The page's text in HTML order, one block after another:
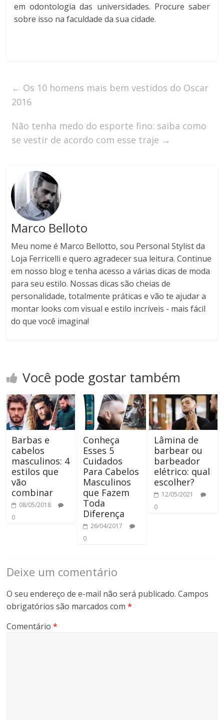
em odontologia das universidades. Procure saber
sobre isso na faculdade da sua cidade.
← Os 10 homens mais bem vestidos do Oscar
2016
Não tenha medo do esporte fino: saiba como
se vestir de acordo com esse traje →
Marco Belloto
Meu nome é Marco Bellotto, sou Personal Stylist da
Loja Ferricelli e quero agradecer sua leitura. Continue
em nosso blog e tenha acesso a várias dicas de moda
para seu estilo. Nossas dicas são cheias de
personalidade, totalmente práticas e vão te ajudar a
montar looks com visual e estilo incríveis - mais fácil
do que você imagina!
Você pode gostar também
Barbas e
cabelos
masculinos: 4
estilos que
vão
combinar
08/05/2018
0
Conheça
Esses 5
Cuidados
Para Cabelos
Masculinos
que Fazem
Toda
Diferença
26/04/2017
0
Lâmina de
barbear ou
barbeador
elétrico: qual
escolher?
12/05/2021
0
Deixe um comentário
O seu endereço de e-mail não será publicado. Campos
obrigatórios são marcados com*
Comentário*